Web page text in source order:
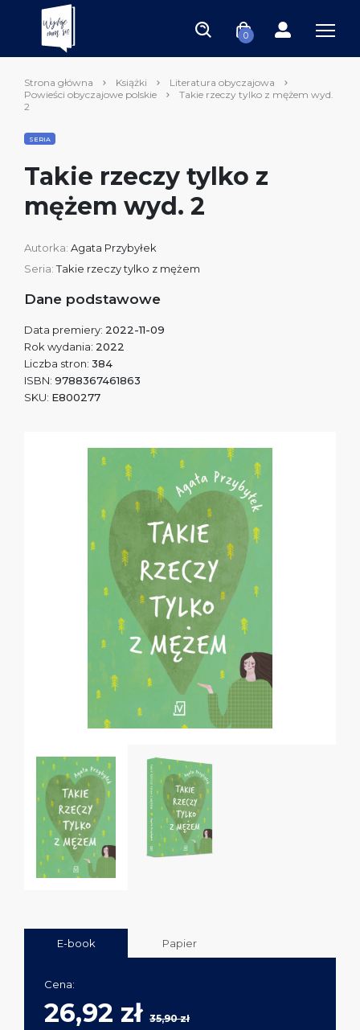
0
Strona główna Książki
Literatura obyczajowa
Powieści obyczajowe polskie
Takie rzeczy tylko z mężem wyd.
2
SERIA
Takie rzeczy tylko z
mężem wyd. 2
Autorka: Agata Przybyłek
Seria:Takie rzeczy tylko z mężem
Dane podstawowe
Data premiery: 2022-11-09
Rok wydania: 2022
Liczba stron: 384
ISBN: 9788367461863
SKU: E800277
E-book Papier
Cena:
26,92 zł 35,90 zł